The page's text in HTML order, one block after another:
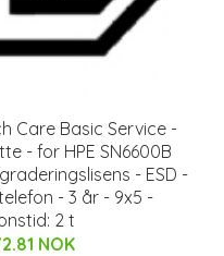
Care Basic Service -
- for HPE SN6600B
- ESD -
- 3 år - 9x5 -
2 t
NOK